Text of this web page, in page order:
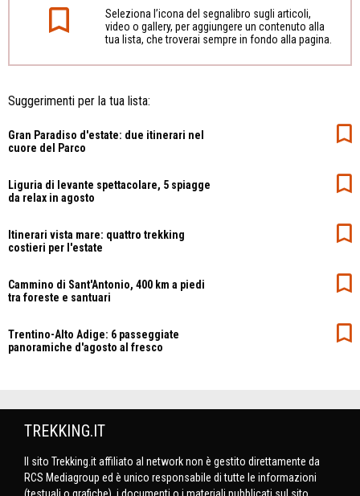
Seleziona l’icona del segnalibro sugli articoli,
video o gallery, per aggiungere un contenuto alla
tua lista, che troverai sempre in fondo alla pagina.
Suggerimenti per la tua lista:
Gran Paradiso d'estate: due itinerari nel
cuore del Parco
Liguria di levante spettacolare, 5 spiagge
da relax in agosto
Itinerari vista mare: quattro trekking
costieri per l'estate
Cammino di Sant'Antonio, 400 km a piedi
tra foreste e santuari
Trentino-Alto Adige: 6 passeggiate
panoramiche d'agosto al fresco
TREKKING.IT
Il sito Trekking.it affiliato al network non è gestito direttamente da
RCS Mediagroup ed è unico responsabile di tutte le informazioni
(testuali o grafiche), i documenti o i materiali pubblicati sul sito